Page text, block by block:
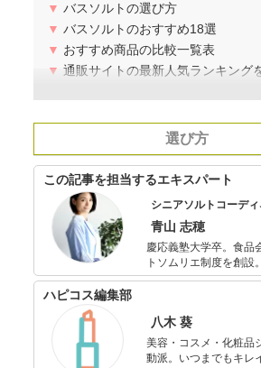
▼ バスソルトの選び方
▼ バスソルトのおすすめ18選
▼ おすすめ商品の比較一覧表
▼ 通販サイトの最新人気ランキング
選び方
この記事を担当するエキスパート
シニアソルトコーデ
青山 志穂
慶応義塾大学卒。食品
トソムリエ制度を創設。 その後、より多くの人に塩の魅力を伝えるため（社）日本ソルトコーディネ
ーター協会を設立。 養成講座の開催のほか、講演会やイベント、メディア出演を行う。著書に『日本
ハピコス編集部
八木 葵
美容・コスメ・化粧品
動派。いつまでもキレ